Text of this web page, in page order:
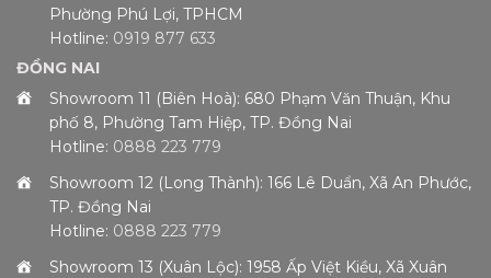
Phường Phú Lợi, TPHCM
Hotline: 0919 877 633
ĐỒNG NAI
Showroom 11 (Biên Hoà): 680 Phạm Văn Thuận, Khu
phố 8, Phường Tam Hiệp, TP. Đồng Nai
Hotline: 0888 223 779
Showroom 12 (Long Thành): 166 Lê Duẩn, Xã An Phước,
TP. Đồng Nai
Hotline: 0888 223 779
Showroom 13 (Xuân Lộc): 1958 Ấp Việt Kiều, Xã Xuân